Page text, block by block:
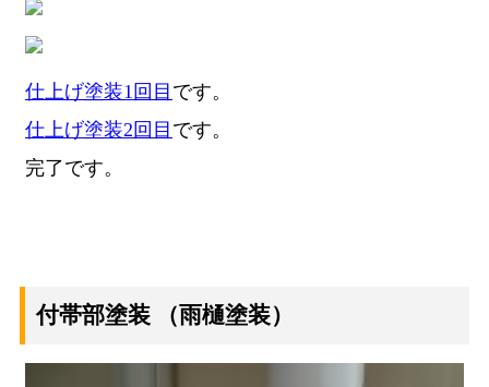
仕上げ塗装1回目 です。
仕上げ塗装2回目 です。
完了です。
付帯部塗装 （雨樋塗装）